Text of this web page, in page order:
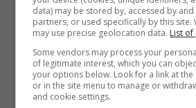
data) may be stored by, accessed by
partners, or used specifically by this
may use precise geolocation data. List of
Some vendors may process your
of legitimate interest, which you can
your options below. Look for a link at
or in the site menu to manage or
and cookie settings.